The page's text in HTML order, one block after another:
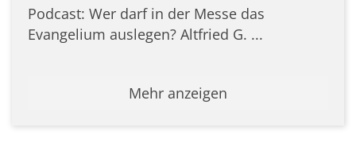
Podcast: Wer darf in der Messe das
Evangelium auslegen? Altfried G. ...
Mehr anzeigen